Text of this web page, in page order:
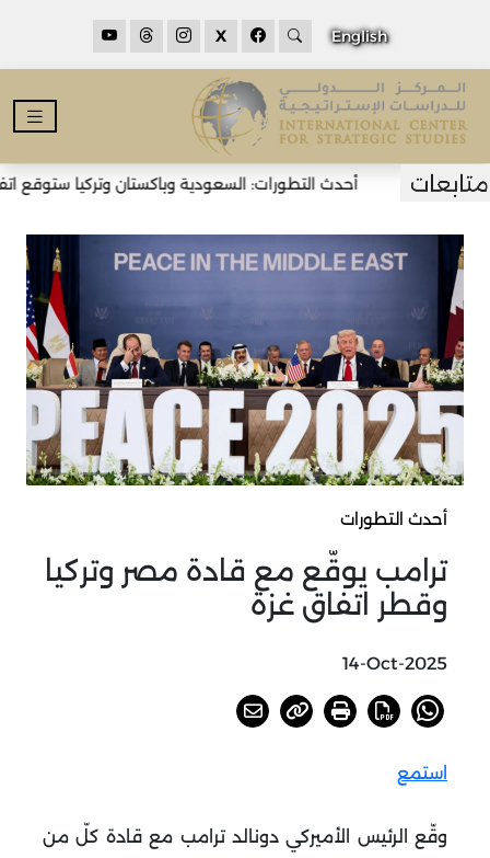
English
X
أحدث التطورات: السعودية وباكستان وتركيا ستوقع
أحدث التطورات
ترامب يوقّع مع قادة مصر وتركيا
وقطر اتفاق غزة
14-Oct-2025
استمع
وقّع الرئيس الأميركي دونالد ترامب مع قادة كلّ من